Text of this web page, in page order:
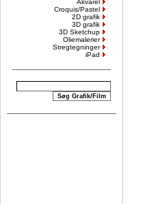
Akvarel
Croquis/Pastel
2D grafik
3D grafik
3D Sketchup
Oliemalerier
Stregtegninger
iPad